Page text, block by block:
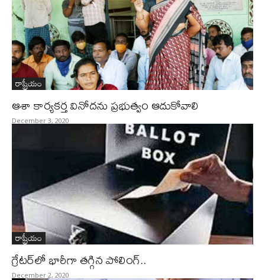
రాష్ట్రీయం
ఆశా కార్యకర్త వినోదను ప్రభుత్వం ఆదుకోవాలి
December 3, 2020
రాష్ట్రీయం
గ్రేటర్‌లో భారీగా తగ్గిన పోలింగ్..‌
December 2, 2020